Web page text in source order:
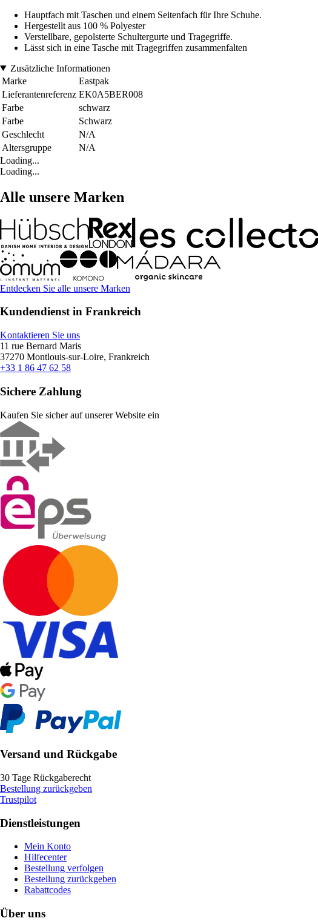
Hauptfach mit Taschen und einem Seitenfach für Ihre Schuhe.
Hergestellt aus 100 % Polyester
Verstellbare, gepolsterte Schultergurte und Tragegriffe.
Lässt sich in eine Tasche mit Tragegriffen zusammenfalten
Zusätzliche Informationen
Marke
Eastpak
Lieferantenreferenz EK0A5BER008
Farbe
schwarz
Farbe
Schwarz
Geschlecht
N/A
Altersgruppe
N/A
Loading...
Loading...
Alle unsere Marken
Entdecken Sie alle unsere Marken
Kundendienst in Frankreich
Kontaktieren Sie uns
11 rue Bernard Maris
37270 Montlouis-sur-Loire, Frankreich
+33 1 86 47 62 58
Sichere Zahlung
Kaufen Sie sicher auf unserer Website ein
Versand und Rückgabe
30 Tage Rückgaberecht
Bestellung zurückgeben
Trustpilot
Dienstleistungen
Mein Konto
Hilfecenter
Bestellung verfolgen
Bestellung zurückgeben
Rabattcodes
Über uns